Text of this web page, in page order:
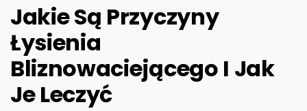
Jakie Są Przyczyny
Łysienia
Bliznowaciejącego I Jak
Je Leczyć